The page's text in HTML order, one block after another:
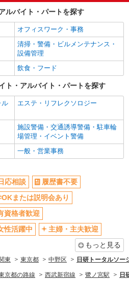
援員募集
円〜2250円 ＋交通費全額支給（ガソ
）■日払い/週払いOK！
野区
詳細を見る
≫夜勤なし！未経験・ブランクOK
円〜2312円 ＜日払い有/週払い有/交
(ガソリン代含む)＞
中野付近
新宿支店/ms130101
フ
時給1800円 ◆前払い・日払い・週払いOK
を探す
履歴書不要
職場見学OKまたは説明会あり
経験者・有資格者歓迎
女性活躍中
フリーター歓迎
ブランクOK
昇給あり
週2～3日勤務OK
16時前退社OK
残業ほぼなし
登録制
社会保険あり
研修制度あり
介護・福祉
ルバイト・パートを探す
オフィスワーク・事務
清掃・警備・ビルメンテナンス・
設備管理
飲食・フード
ト・アルバイト・パートを探す
ル
エステ・リフレクソロジー
施設警備・交通誘導警備・駐車輪
場管理・イベント警備
一般・営業事務
応相談
履歴書不要
または説明会あり
資格者歓迎
性活躍中
主婦・主夫歓迎
もっと見る
東 東京都 中野区 日研トータルソ
京都の路線 西武新宿線 鷺ノ宮駅 日